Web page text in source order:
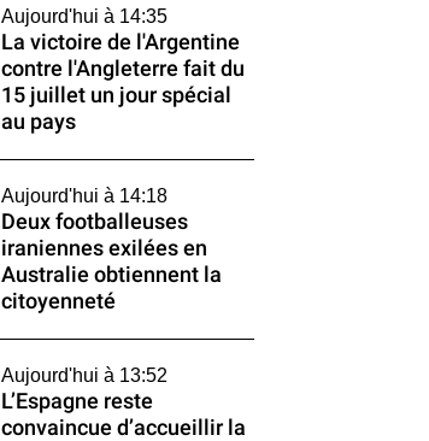
Aujourd'hui à 14:35
La victoire de l'Argentine
contre l'Angleterre fait du
15 juillet un jour spécial
au pays
Aujourd'hui à 14:18
Deux footballeuses
iraniennes exilées en
Australie obtiennent la
citoyenneté
Aujourd'hui à 13:52
L’Espagne reste
convaincue d’accueillir la